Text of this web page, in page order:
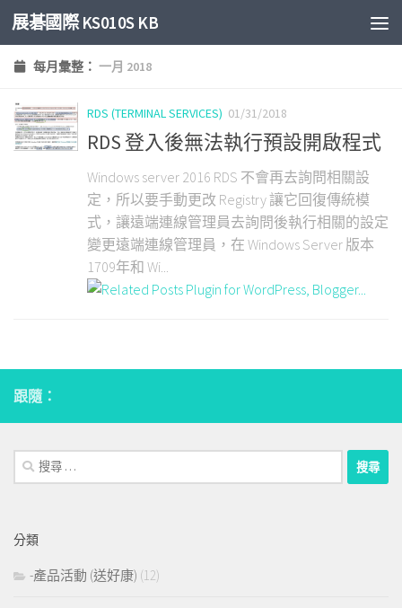
Skip to content
展碁國際 KS010S KB
每月彙整： 一月 2018
RDS (TERMINAL SERVICES) 01/31/2018
RDS 登入後無法執行預設開啟程式
Windows server 2016 RDS 不會再去詢問相關設
定，所以要手動更改 Registry 讓它回復傳統模
式，讓遠端連線管理員去詢問後執行相關的設定
變更遠端連線管理員，在 Windows Server 版本
1709年和 Wi...
跟隨：
搜
尋：
分類
-產品活動 (送好康) (12)